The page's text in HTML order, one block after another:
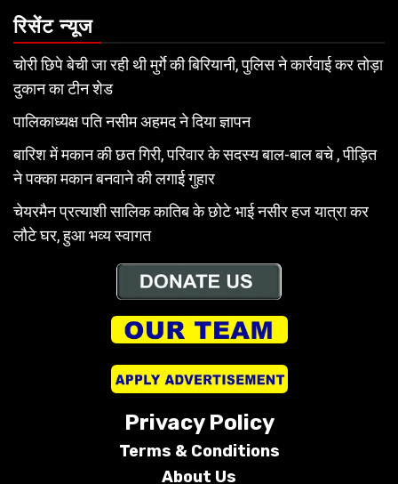
रिसेंट न्यूज
चोरी छिपे बेची जा रही थी मुर्गे की बिरियानी, पुलिस ने कार्रवाई कर तोड़ा
दुकान का टीन शेड
पालिकाध्यक्ष पति नसीम अहमद ने दिया ज्ञापन
बारिश में मकान की छत गिरी, परिवार के सदस्य बाल-बाल बचे , पीड़ित
ने पक्का मकान बनवाने की लगाई गुहार
चेयरमैन प्रत्याशी सालिक कातिब के छोटे भाई नसीर हज यात्रा कर
लौटे घर, हुआ भव्य स्वागत
Privacy Policy
Terms & Conditions
About Us